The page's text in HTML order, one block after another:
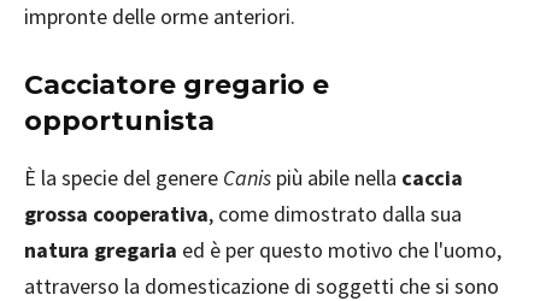
impronte delle orme anteriori.
Cacciatore gregario e
opportunista
È la specie del genere Canis più abile nella caccia
grossa cooperativa, come dimostrato dalla sua
natura gregaria ed è per questo motivo che l'uomo,
attraverso la domesticazione di soggetti che si sono